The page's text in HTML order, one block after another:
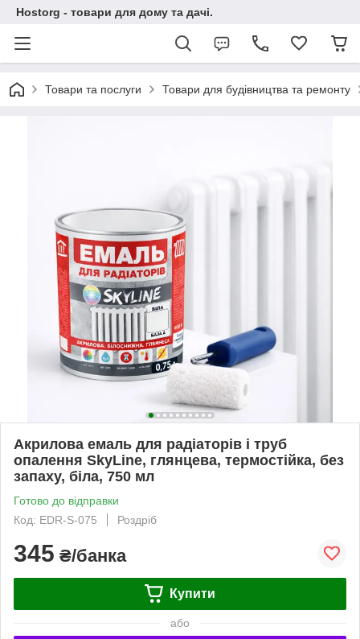
Hostorg - товари для дому та дачі.
Товари та послуги Товари для будівництва та ремонту
Акрилова емаль для радіаторів і труб
опалення SkyLine, глянцева, термостійка, без
запаху, біла, 750 мл
Готово до відправки
Код: EDR-S-075
Роздріб
345 ₴/банка
Купити
або